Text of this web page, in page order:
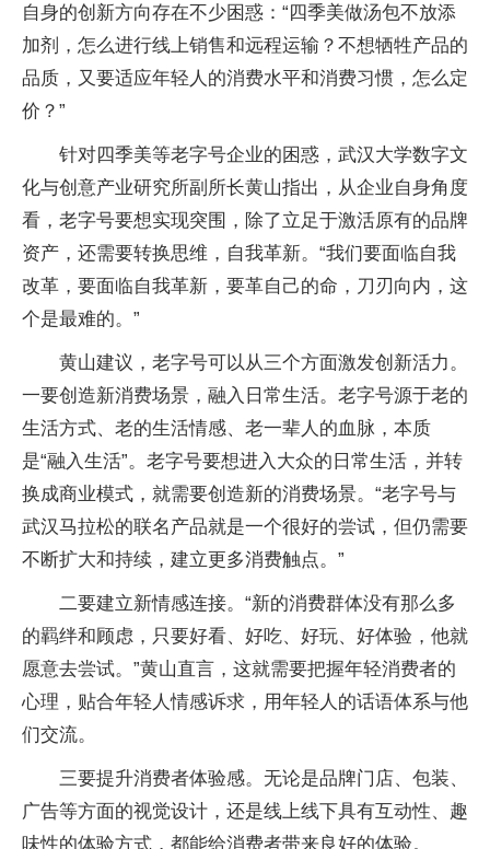
自身的创新方向存在不少困惑：“四季美做汤包不放添
加剂，怎么进行线上销售和远程运输？不想牺牲产品的
品质，又要适应年轻人的消费水平和消费习惯，怎么定
价？”
针对四季美等老字号企业的困惑，武汉大学数字文
化与创意产业研究所副所长黄山指出，从企业自身角度
看，老字号要想实现突围，除了立足于激活原有的品牌
资产，还需要转换思维，自我革新。“我们要面临自我
改革，要面临自我革新，要革自己的命，刀刃向内，这
个是最难的。”
黄山建议，老字号可以从三个方面激发创新活力。
一要创造新消费场景，融入日常生活。老字号源于老的
生活方式、老的生活情感、老一辈人的血脉，本质
是“融入生活”。老字号要想进入大众的日常生活，并转
换成商业模式，就需要创造新的消费场景。“老字号与
武汉马拉松的联名产品就是一个很好的尝试，但仍需要
不断扩大和持续，建立更多消费触点。”
二要建立新情感连接。“新的消费群体没有那么多
的羁绊和顾虑，只要好看、好吃、好玩、好体验，他就
愿意去尝试。”黄山直言，这就需要把握年轻消费者的
心理，贴合年轻人情感诉求，用年轻人的话语体系与他
们交流。
三要提升消费者体验感。无论是品牌门店、包装、
广告等方面的视觉设计，还是线上线下具有互动性、趣
味性的体验方式，都能给消费者带来良好的体验。